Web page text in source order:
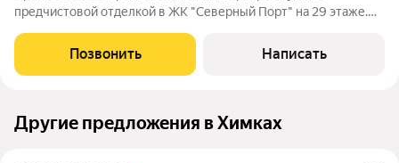
предчистовой отделкой в ЖК "Северный Порт" на 29 этаже.
которых 6.7 кв.м. выделено под кухонную зону. Все окна
выходят на одну сторону. В
Позвонить Написать
Другие предложения в Химках